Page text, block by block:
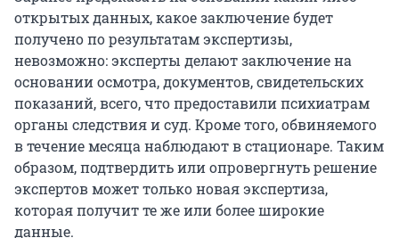
открытых данных, какое заключение будет
получено по результатам экспертизы,
невозможно: эксперты делают заключение на
основании осмотра, документов, свидетельских
показаний, всего, что предоставили психиатрам
органы следствия и суд. Кроме того, обвиняемого
в течение месяца наблюдают в стационаре. Таким
образом, подтвердить или опровергнуть решение
экспертов может только новая экспертиза,
которая получит те же или более широкие
данные.